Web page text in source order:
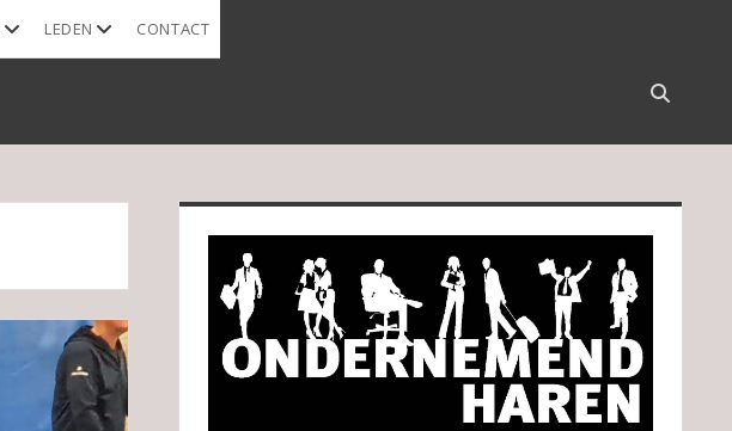
Open
bar
open
menu
LEDEN open
menu
CONTACT
Sidebar